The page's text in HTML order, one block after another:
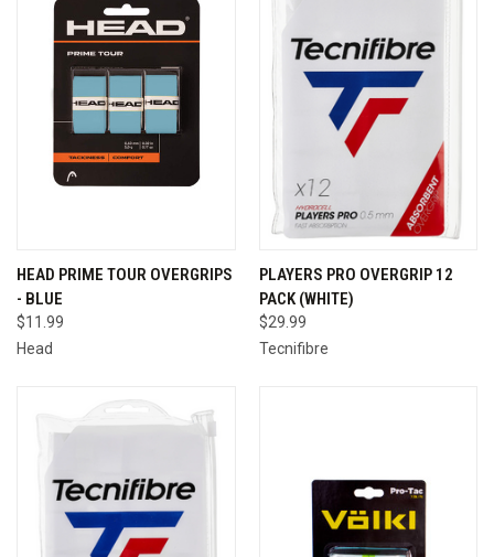
HEAD PRIME TOUR OVERGRIPS
- BLUE
$11.99
Head
PLAYERS PRO OVERGRIP 12
PACK (WHITE)
$29.99
Tecnifibre